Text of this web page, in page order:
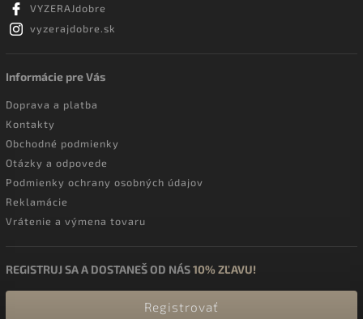
VYZERAJdobre
vyzerajdobre.sk
Informácie pre Vás
Doprava a platba
Kontakty
Obchodné podmienky
Otázky a odpovede
Podmienky ochrany osobných údajov
Reklamácie
Vrátenie a výmena tovaru
REGISTRUJ SA A DOSTANEŠ OD NÁS10% ZĽAVU!
Registrovať